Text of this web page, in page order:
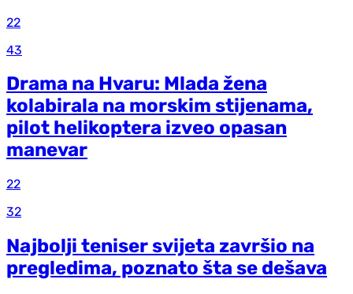
22
43
Drama na Hvaru: Mlada žena
kolabirala na morskim stijenama,
pilot helikoptera izveo opasan
manevar
22
32
Najbolji teniser svijeta završio na
pregledima, poznato šta se dešava